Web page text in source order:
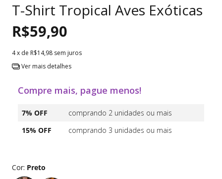
T-Shirt Tropical Aves Exóticas
R$59,90
4x de R$14,98 sem juros
Ver mais detalhes
Compre mais, pague menos!
7% OFF
comprando 2 unidades ou mais
15% OFF
comprando 3 unidades ou mais
Cor: Preto